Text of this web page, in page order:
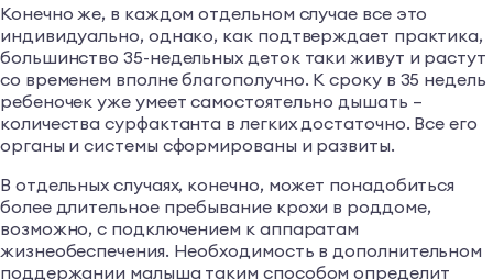
Конечно же, в каждом отдельном случае все это
индивидуально, однако, как подтверждает практика,
большинство 35-недельных деток таки живут и растут
со временем вполне благополучно. К сроку в 35 недель
ребеночек уже умеет самостоятельно дышать –
количества сурфактанта в легких достаточно. Все его
органы и системы сформированы и развиты.
В отдельных случаях, конечно, может понадобиться
более длительное пребывание крохи в роддоме,
возможно, с подключением к аппаратам
жизнеобеспечения. Необходимость в дополнительном
поддержании малыша таким способом определит